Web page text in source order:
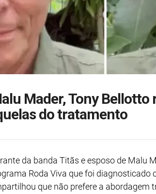
Mader, Tony
do tratamento
da banda Titãs e esposo de Malu
Roda Viva que foi diagnosticado
que não prefere a